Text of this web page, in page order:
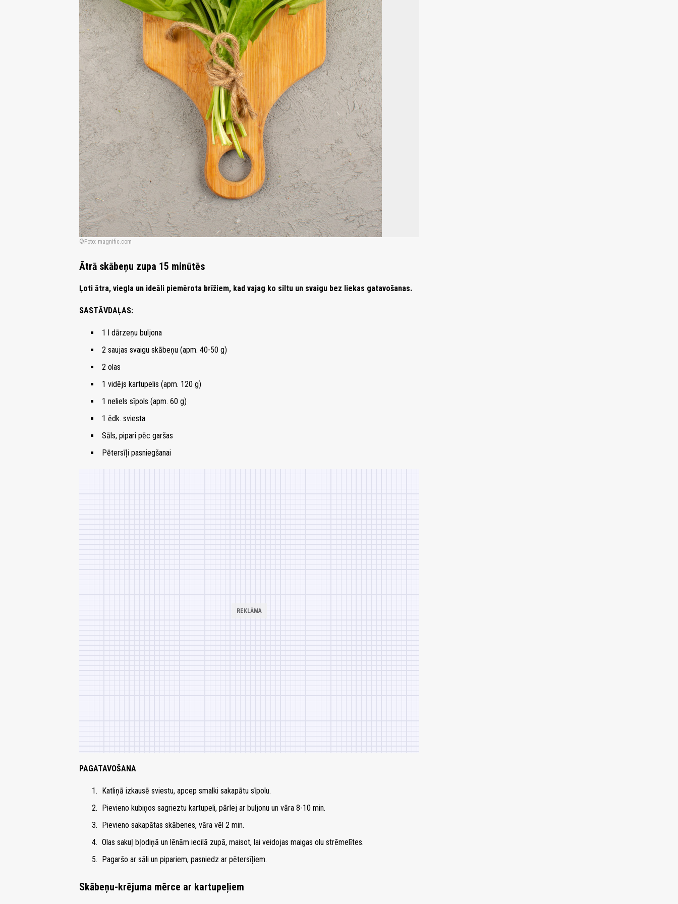
Foto: magnific.com
Ātrā skābeņu zupa 15 minūtēs
Ļoti ātra, viegla un ideāli piemērota brīžiem, kad vajag ko siltu un svaigu bez liekas gatavošanas.
SASTĀVDAĻAS:
1 l dārzeņu buljona
2 saujas svaigu skābeņu (apm. 40-50 g)
2 olas
1 vidējs kartupelis (apm. 120 g)
1 neliels sīpols (apm. 60 g)
1 ēdk. sviesta
Sāls, pipari pēc garšas
Pētersīļi pasniegšanai
PAGATAVOŠANA
Katliņā izkausē sviestu, apcep smalki sakapātu sīpolu.
Pievieno kubiņos sagrieztu kartupeli, pārlej ar buljonu un vāra 8-10 min.
Pievieno sakapātas skābenes, vāra vēl 2 min.
Olas sakuļ bļodiņā un lēnām iecilā zupā, maisot, lai veidojas maigas olu strēmelītes.
Pagaršo ar sāli un pipariem, pasniedz ar pētersīļiem.
Skābeņu-krējuma mērce ar kartupeļiem